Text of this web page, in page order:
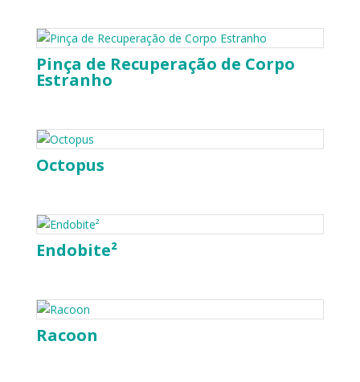
Pinça de Recuperação de Corpo
Estranho
Octopus
Endobite²
Racoon